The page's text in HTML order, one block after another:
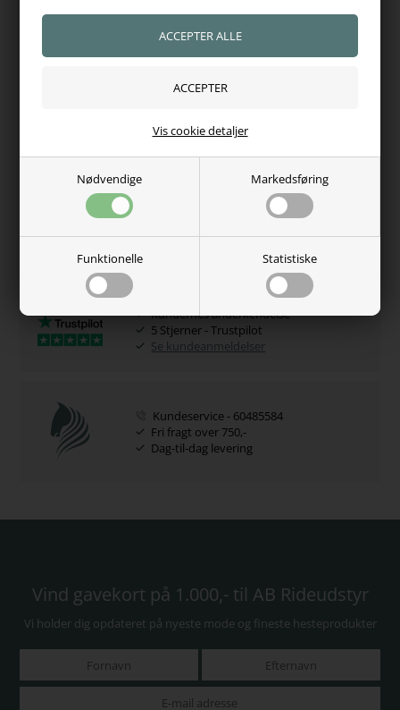
Nødvendige Markedsføring
Funktionelle Statistiske
Vis cookie detaljer
Hvorfor handle hos os?
Kundernes anderkendelse
5 Stjerner - Trustpilot
Se kundeanmeldelser
Kundeservice - 60485584
Fri fragt over 750,-
Dag-til-dag levering
Vind gavekort på 1.000,- til AB Rideudstyr
Vi holder dig opdateret på nyeste mode og fineste hesteprodukter